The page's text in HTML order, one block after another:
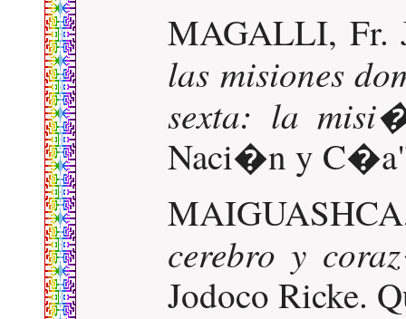
MAGALLI,
las misiones
sexta: la
Naci�n y
cerebro y
Jodoco Ricke.